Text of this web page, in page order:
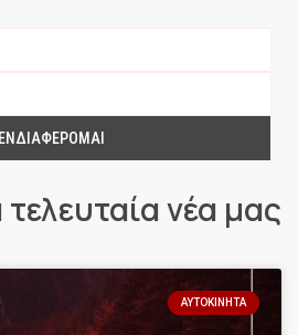
ΕΝΔΙΑΦΈΡΟΜΑΙ
νέα μας
ΑΥΤΟΚΊΝΗΤΑ